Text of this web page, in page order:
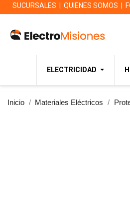
SUCURSALES QUIENES SOMOS
ELECTRICIDAD
Inicio Materiales Eléctricos